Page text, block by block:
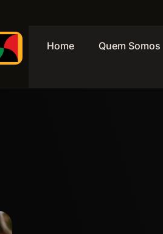
Home Quem Somos